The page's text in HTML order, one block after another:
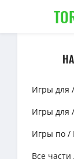
Игры для
Игры для
Игры по /
Все части